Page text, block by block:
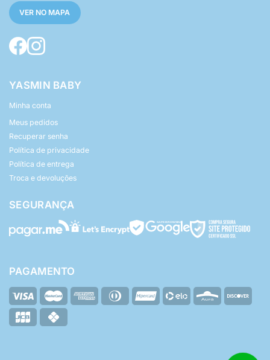
VER NO MAPA
YASMIN BABY
Minha conta
Meus pedidos
Recuperar senha
Política de privacidade
Política de entrega
Troca e devoluções
SEGURANÇA
PAGAMENTO